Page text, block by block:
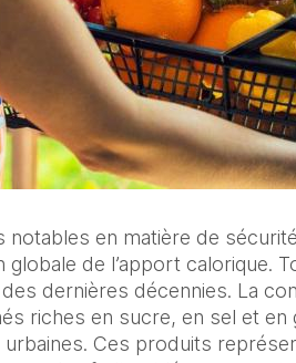
notables en matière de
globale de l’apport calorique.
dernières décennies. La
riches en sucre, en sel et
Ces produits